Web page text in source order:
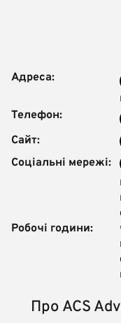
Адреса:
Телефон:
Сайт:
Соціальні мережі:
Робочі години:
Про ACS